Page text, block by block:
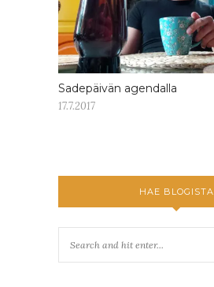
Sadepäivän agendalla
17.7.2017
HAE BLOGISTA